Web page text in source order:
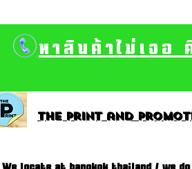
หาสินค้าไม่เจอ
The print and